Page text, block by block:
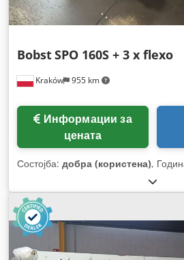
Kraków 955 km
BobstSPO 160S + 3 x flexo
цената
Состојба: добра (користена),